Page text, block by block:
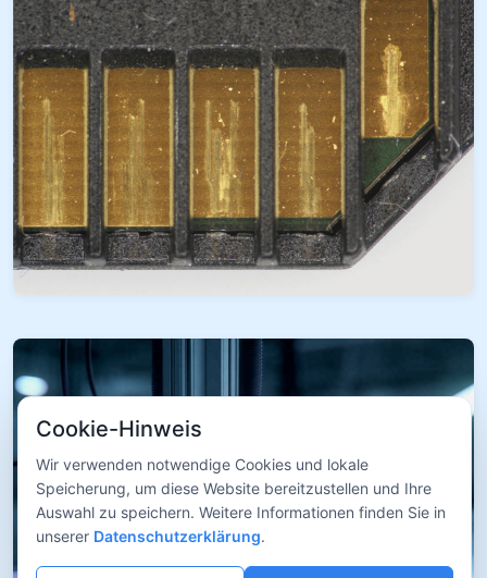
Cookie-Hinweis
Wir verwenden notwendige Cookies und lokale
Speicherung, um diese Website bereitzustellen und Ihre
Auswahl zu speichern. Weitere Informationen finden Sie in
unserer Datenschutzerklärung.